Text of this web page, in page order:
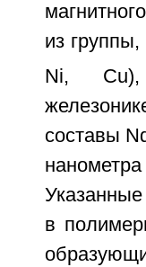
из
Ni, Cu),
составы
в